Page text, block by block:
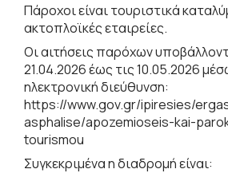
Πάροχοι είναι τουριστικά
ακτοπλοϊκές εταιρείες.
Οι αιτήσεις παρόχων
21.04.2026 έως τις 10.05.2026
ηλεκτρονική διεύθυνση:
https://www.gov.gr/ipiresies/
asphalise/apozemioseis-kai-
tourismou
Συγκεκριμένα η διαδρομή είναι: